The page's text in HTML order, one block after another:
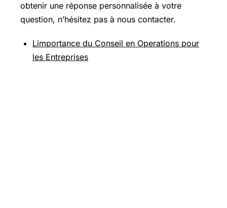
obtenir une réponse personnalisée à votre
question, n’hésitez pas à nous contacter.
Limportance du Conseil en Operations pour
les Entreprises